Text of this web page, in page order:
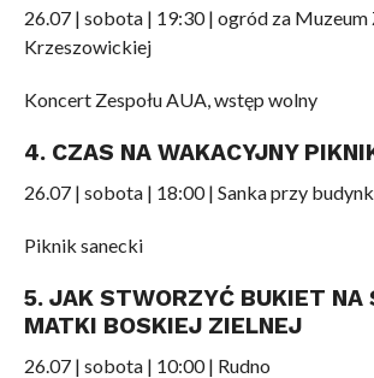
26.07 | sobota | 19:30 | ogród za Muzeum
Krzeszowickiej
Koncert Zespołu AUA, wstęp wolny
4. CZAS NA WAKACYJNY
26.07 | sobota | 18:00 | Sanka przy
Piknik sanecki
5. JAK STWORZYĆ BUKIET NA
MATKI BOSKIEJ ZIELNEJ
26.07 | sobota | 10:00 | Rudno